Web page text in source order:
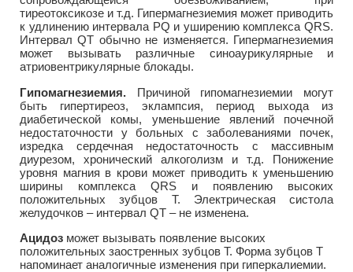
тиреотоксикозе и т.д. Гипермагнезиемия может приводить
к удлинению интервала PQ и уширению комплекса QRS.
Интервал QT обычно не изменяется. Гипермагнезиемия
может вызывать различные синоаурикулярные и
атриовентрикулярные блокады.
Гипомагнезиемия. Причиной гипомагнезиемии могут
быть гипертиреоз, эклампсия, период выхода из
диабетической комы, уменьшение явлений почечной
недостаточности у больных с заболеваниями почек,
изредка сердечная недостаточность с массивным
диурезом, хронический алкоголизм и т.д. Понижение
уровня магния в крови может приводить к уменьшению
ширины комплекса QRS и появлению высоких
положительных зубцов Т. Электрическая систола
желудочков – интервал QT – не изменена.
Ацидоз может вызывать появление высоких
положительных заостренных зубцов Т. Форма зубцов Т
напоминает аналогичные изменения при гиперкалиемии.